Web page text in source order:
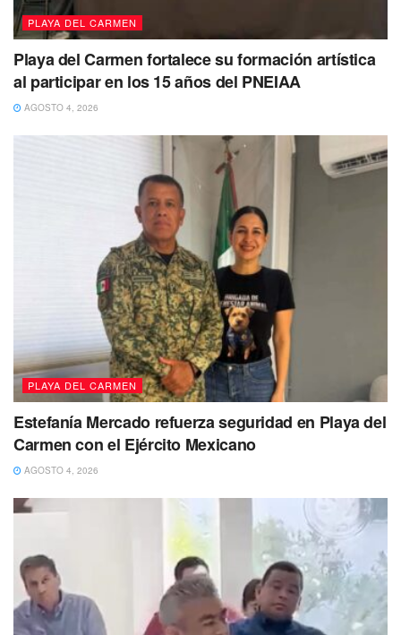
Tiene un peso aproximado de 60 kilogramos y una
estatura de 1.50metros.
Si tienes información de su paradero, sus familiares y
autoridades agradecerían mucho que por favor te
comuniques al
También se busca a: Daniela Edali Orantes
Daniela Edali Orantes Iuit,
fue vista por última vez el
pasado 18 de junio de 2023 de 15 años de edad
por última vez el 18 de juniode 2023, por sus familiares
Solidaridad, Quintana Roo.
La menor de edad
fue reportada como desaparecida el
PLAYA DEL CARMEN
Playa del Carmen fortalece su formación artística
al participar en los 15 años del PNEIAA
AGOSTO 4, 2026
PLAYA DEL CARMEN
Estefanía Mercado refuerza seguridad en Playa del
Carmen con el Ejército Mexicano
AGOSTO 4, 2026